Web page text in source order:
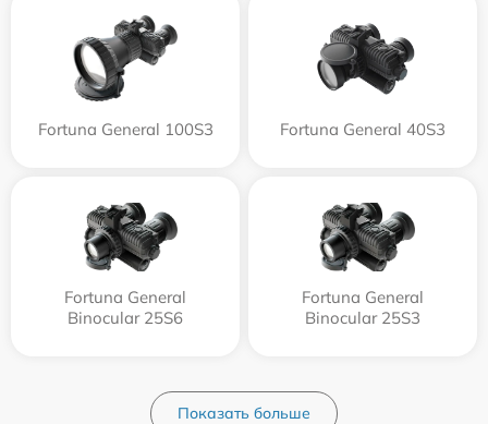
Fortuna General 100S3 Fortuna General 40S3
Fortuna General
Binocular 25S6
Fortuna General
Binocular 25S3
Показать больше